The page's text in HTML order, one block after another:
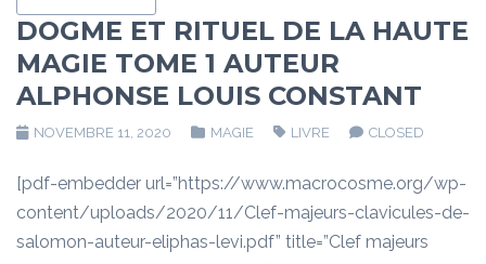
DOGME ET RITUEL DE LA HAUTE
MAGIE TOME 1 AUTEUR
ALPHONSE LOUIS CONSTANT
NOVEMBRE 11, 2020 MAGIE LIVRE CLOSED
[pdf-embedder url=”https://www.macrocosme.org/wp-
content/uploads/2020/11/Clef-majeurs-clavicules-de-
salomon-auteur-eliphas-levi.pdf” title=”Clef majeurs